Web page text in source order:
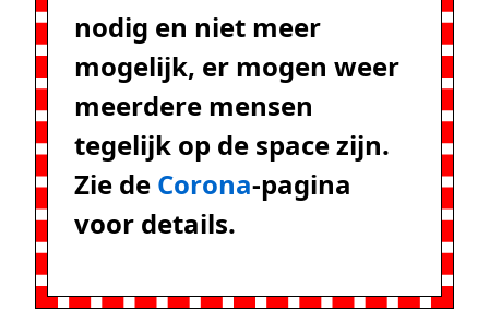
nodig en niet meer
mogelijk, er mogen weer
meerdere mensen
tegelijk op de space zijn.
Zie de Corona-pagina
voor details.